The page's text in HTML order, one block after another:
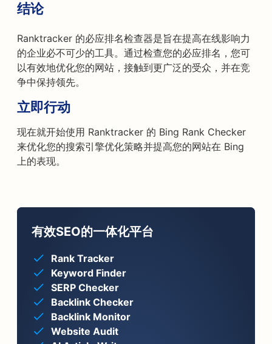
结论
Ranktracker 的必应排名检查器是旨在提高在线影响力
的企业必不可少的工具。通过检查您的必应排名，您可
以有效地优化您的网站，接触到更广泛的受众，并在竞
争中保持领先。
立即行动
现在就开始使用 Ranktracker 的 Bing Rank Checker
来优化您的搜索引擎优化策略并提高您的网站在 Bing
上的表现。
有效SEO的一体化平台
Rank Tracker
Keyword Finder
SERP Checker
Backlink Checker
Backlink Monitor
Website Audit